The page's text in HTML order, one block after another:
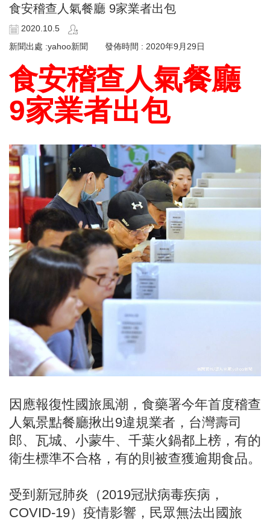
食安稽查人氣餐廳 9家業者出包
2020.10.5
新聞出處 :yahoo新聞 發佈時間 : 2020年9月29日
食安稽查人氣餐廳
9家業者出包
因應報復性國旅風潮，食藥署今年首度稽查
人氣景點餐廳揪出9違規業者，台灣壽司
郎、瓦城、小蒙牛、千葉火鍋都上榜，有的
衛生標準不合格，有的則被查獲逾期食品。
受到新冠肺炎（2019冠狀病毒疾病，
COVID-19）疫情影響，民眾無法出國旅